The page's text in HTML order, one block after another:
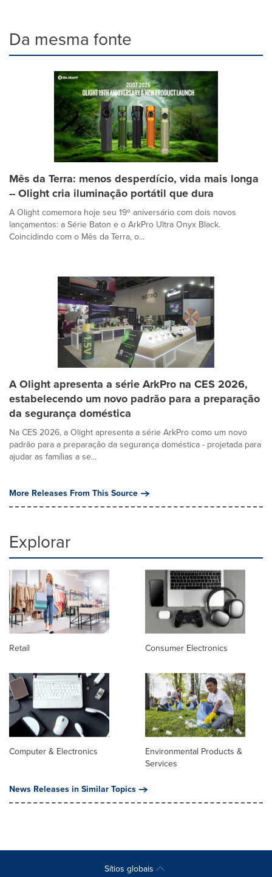
Da mesma fonte
Mês da Terra: menos desperdício, vida mais longa
-- Olight cria iluminação portátil que dura
A Olight comemora hoje seu 19º aniversário com dois novos
lançamentos: a Série Baton e o ArkPro Ultra Onyx Black.
Coincidindo com o Mês da Terra, o...
A Olight apresenta a série ArkPro na CES 2026,
estabelecendo um novo padrão para a preparação
da segurança doméstica
Na CES 2026, a Olight apresenta a série ArkPro como um novo
padrão para a preparação da segurança doméstica - projetada para
ajudar as famílias a se...
More Releases From This Source
Explorar
Retail Consumer Electronics
Computer & Electronics
Environmental Products &
Services
News Releases in Similar Topics
Sítios globais